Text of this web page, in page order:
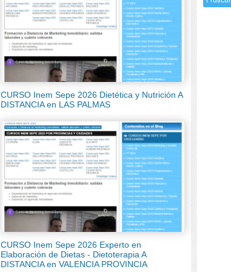
CURSO Inem Sepe 2026 Dietética y Nutrición A
DISTANCIA en LAS PALMAS
CURSO Inem Sepe 2026 Experto en
Elaboración de Dietas - Dietoterapia A
DISTANCIA en VALENCIA PROVINCIA